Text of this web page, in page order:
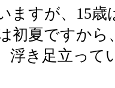
ますが、15歳
初夏ですから
浮き足立って